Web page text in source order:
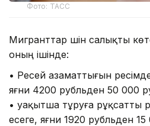
Фото: ТАСС
Мигранттар үшін салықты
оның ішінде:
• Ресей азаматтығын
яғни 4200 рубльден 50 000
• уақытша тұруға рұқсатты
есеге, яғни 1920 рубльден 15